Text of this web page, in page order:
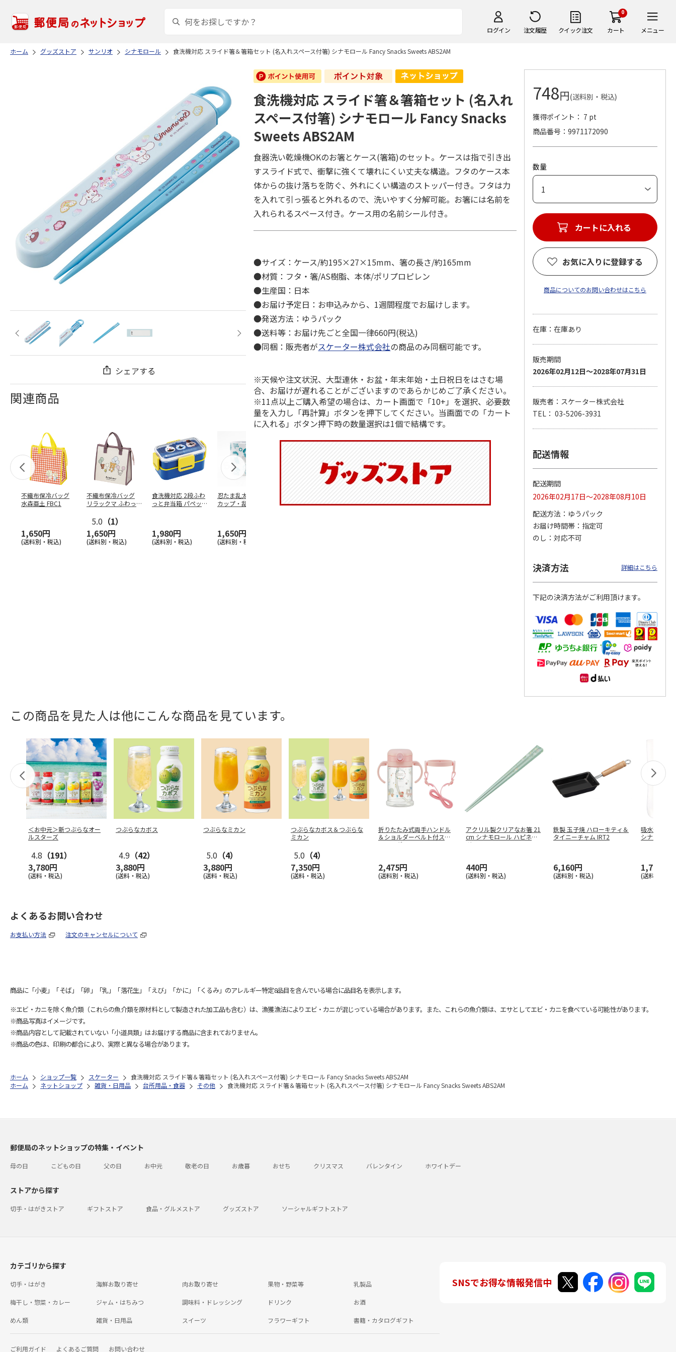
ログイン 注文履歴 クイック注文
0
カート メニュー
ホーム グッズストア サンリオ シナモロール 食洗機対応 スライド箸＆箸箱セット (名入れスペース付箸) シナモロール Fancy Snacks Sweets ABS2AM
シェアする
関連商品
不織布保冷バッグ
水森亜土 FBC1
1,650円
(送料別・税込)
不織布保冷バッグ
リラックマ ふわっ
5.0 （1）
1,650円
(送料別・税込)
食洗機対応 2段ふわ
っと弁当箱 パペッ
1,980円
(送料別・税込)
忍たま乱太郎 マグ
カップ・乱太郎・き
1,650円
(送料別・税込)
抗菌食洗機対応 ふ
わっと弁当箱 530ml
マスコット入りドリ
ンクボトル ハロー
陶器ダイカットマグ
カップ ポムポムプ
コーデュロイ生地ラ
ンチバッグ ハロー
ふわっとフタタイト
パペットスンスン
R…
1,485円
(送料別・税込)
八角形ステンレスマ
食洗機対応 スライド箸＆箸箱セット (名入れ
スペース付箸) シナモロール Fancy Snacks
Sweets ABS2AM
食器洗い乾燥機OKのお箸とケース(箸箱)のセット。ケースは指で引き出
すスライド式で、衝撃に強くて壊れにくい丈夫な構造。フタのケース本
体からの抜け落ちを防ぐ、外れにくい構造のストッパー付き。フタは力
を入れて引っ張ると外れるので、洗いやすく分解可能。お箸には名前を
入れられるスペース付き。ケース用の名前シール付き。
●サイズ：ケース/約195×27×15mm、箸の長さ/約165mm
●材質：フタ・箸/AS樹脂、本体/ポリプロピレン
●生産国：日本
●お届け予定日：お申込みから、1週間程度でお届けします。
●発送方法：ゆうパック
●送料等：お届け先ごと全国一律660円(税込)
●同梱：販売者がスケーター株式会社の商品のみ同梱可能です。
※天候や注文状況、大型連休・お盆・年末年始・土日祝日をはさむ場
合、お届けが遅れることがございますのであらかじめご了承ください。
※11点以上ご購入希望の場合は、カート画面で「10+」を選択、必要数
量を入力し「再計算」ボタンを押下してください。当画面での「カート
に入れる」ボタン押下時の数量選択は1個で結構です。
748円(送料別・税込)
獲得ポイント： 7 pt
商品番号
9971172090
数量
カートに入れる
お気に入りに登録する
商品についてのお問い合わせはこちら
在庫：在庫あり
販売期間
2026年02月12日～2028年07月31日
販売者：スケーター株式会社
TEL： 03-5206-3931
配送情報
配送期間
2026年02月17日～2028年08月10日
配送方法
ゆうパック
お届け時間帯
指定可
のし
対応不可
決済方法 詳細はこちら
下記の決済方法がご利用頂けます。
この商品を見た人は他にこんな商品を見ています。
＜お中元＞新つぶらなオー
ルスターズ
4.8 （191）
3,780円
(送料・税込)
つぶらなカボス
4.9 （42）
3,880円
(送料・税込)
つぶらなミカン
5.0 （4）
3,880円
(送料・税込)
つぶらなカボス＆つぶらな
ミカン
5.0 （4）
7,350円
(送料・税込)
折りたたみ式両手ハンドル
＆ショルダーベルト付スト
ローマグ
2,475円
(送料別・税込)
アクリル製クリアなお箸 21
cm シナモロール ハピネス
ガ
440円
(送料別・税込)
鉄製 玉子焼 ハローキティ＆
タイニーチャム IRT2
6,160円
(送料別・税込)
吸水速乾 ヘ
シナモロー
1,760円
(送料別・税
よくあるお問い合わせ
お支払い方法 注文のキャンセルについて
商品に「小麦」「そば」「卵」「乳」「落花生」「えび」「かに」「くるみ」のアレルギー特定8品目を含んでいる場合に品目名を表示します。
※エビ・カニを除く魚介類（これらの魚介類を原材料として製造された加工品も含む）は、漁獲漁法によりエビ・カニが混じっている場合があります。また、これらの魚介類は、エサとしてエビ・カニを食べている可能性があります。
※商品写真はイメージです。
※商品内容として記載されていない「小道具類」はお届けする商品に含まれておりません。
※商品の色は、印刷の都合により、実際と異なる場合があります。
ホーム ショップ一覧 スケーター
食洗機対応 スライド箸＆箸箱セット (名入れスペース付箸) シナモロール Fancy Snacks Sweets ABS2AM
ホーム
ネットショップ 雑貨・日用品 台所用品・食器 その他 食洗機対応 スライド箸＆箸箱セット (名入れスペース付箸) シナモロール Fancy Snacks Sweets ABS2AM
郵便局のネットショップの特集・イベント
母の日 こどもの日 父の日 お中元 敬老の日 お歳暮 おせち クリスマス バレンタイン ホワイトデー
ストアから探す
切手・はがきストア ギフトストア 食品・グルメストア グッズストア ソーシャルギフトストア
カテゴリから探す
切手・はがき 海鮮お取り寄せ 肉お取り寄せ 果物・野菜等 乳製品
梅干し・惣菜・カレー ジャム・はちみつ 調味料・ドレッシング ドリンク お酒
めん類 雑貨・日用品 スイーツ フラワーギフト 書籍・カタログギフト
ご利用ガイド よくあるご質問 お問い合わせ
SNSでお得な情報発信中